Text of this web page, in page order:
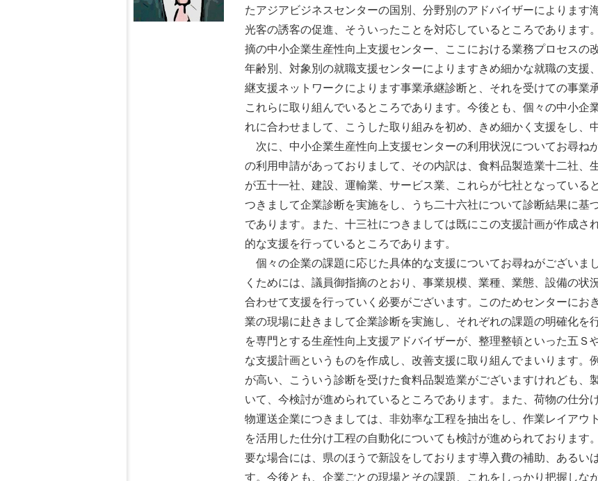
たアジアビジネスセンターの国別、分野別のアドバイザーによります
光客の誘客の促進、そういったことを対応しているところであります
摘の中小企業生産性向上支援センター、ここにおける業務プロセスの
年齢別、対象別の就職支援センターによりますきめ細かな就職の支援
継支援ネットワークによります事業承継診断と、それを受けての事業
これらに取り組んでいるところであります。今後とも、個々の中小企
れに合わせまして、こうした取り組みを初め、きめ細かく支援をし、
次に、中小企業生産性向上支援センターの利用状況についてお尋ね
の利用申請があっておりまして、その内訳は、食料品製造業十二社、
が五十一社、建設、運輸業、サービス業、これらが七社となっている
つきまして企業診断を実施をし、うち二十六社について診断結果に基
であります。また、十三社につきましては既にこの支援計画が作成さ
的な支援を行っているところであります。
個々の企業の課題に応じた具体的な支援についてお尋ねがございま
くためには、議員御指摘のとおり、事業規模、業種、業態、設備の状
合わせて支援を行っていく必要がございます。このためセンターにお
業の現場に赴きまして企業診断を実施し、それぞれの課題の明確化を
を専門とする生産性向上支援アドバイザーが、整理整頓といった五Ｓ
な支援計画というものを作成し、改善支援に取り組んでまいります。
が高い、こういう診断を受けた食料品製造業がございますけれども、
いて、今検討が進められているところであります。また、荷物の仕分
物運送企業につきましては、非効率な工程を抽出をし、作業レイアウ
を活用した仕分け工程の自動化についても検討が進められております
要な場合には、県のほうで新設をしております導入費の補助、あるい
す。今後とも、企業ごとの現場とその課題、これをしっかり把握しな